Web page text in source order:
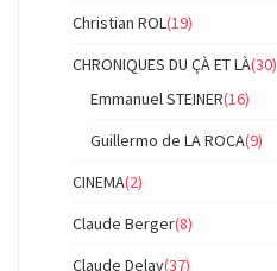
Christian ROL(19)
CHRONIQUES DU ÇÀ ET LÀ(30)
Emmanuel STEINER(16)
Guillermo de LA ROCA(9)
CINEMA(2)
Claude Berger(8)
Claude Delay(37)